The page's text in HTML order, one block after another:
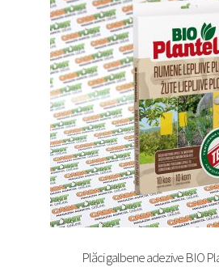
Plăci galbene adezive BIO